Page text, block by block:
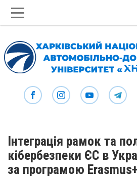
Інтеграція рамок та
кібербезпеки ЄС в
за програмою Erasmus+